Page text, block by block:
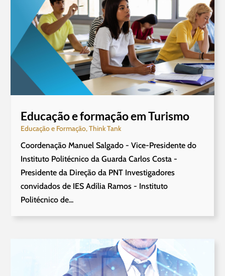
Educação e formação em Turismo
Educação e Formação,Think Tank
Coordenação Manuel Salgado - Vice-Presidente do
Instituto Politécnico da Guarda Carlos Costa -
Presidente da Direção da PNT Investigadores
convidados de IES Adília Ramos - Instituto
Politécnico de...